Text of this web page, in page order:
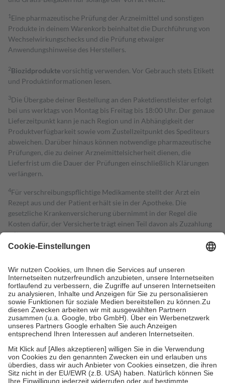
1 Eine pharmazeutische Prüfung der Arzneimittel und sonstigen
Produkte in deinem Warenkorb beinhaltet die Durchführung von
Wechselwirkungschecks und die Prüfung etwaiger
Anwendungshinweise des Herstellers.
2Biozidproduktevorsichtig verwenden. Vor Gebrauch stets Etikett
und Produktinformationen lesen.
3Die Übergabe deiner Bestellung an den Paketdienstleister erfolgt
bei uns werktags von Montag bis Freitag bis 18:00 Uhr. Der genaue
Lieferzeitpunkt kann je nach Region und in Abhängigkeit der
Produktverfügbarkeit sowie vom Zustellzeitpunkt des Spediteurs
abweichen. Darüber hinaus können notwendige pharmazeutische
Prüfungen, die zu deiner Arzneimittelsicherheit dienen, die
Lieferfrist um die Dauer der Prüfungen einschließlich Klärungen
verlängern.
4Für verschreibungspflichtige Medikamente stellt der Arzt ein
Rezept aus und der Patient erhält sie in der Apotheke. Die
gesetzliche Krankenversicherung übernimmt in der Regel die
Kosten dafür, der Versicherte trägt einen Teil davon als Zuzahlung
mit.
Grundsätzlich leisten Mitglieder Zuzahlungen in Höhe von zehn
höchstens zehn Euro.
Es sind jedoch nie mehr als die tatsächlichen
Kosten der Leistung zu entrichten.
Diese Regeln gelten grundsätzlich auch für Online-Apotheken.
Bei Heilmitteln und häuslicher Krankenpflege beträgt die
Zuzahlung zehn Prozent der Kosten sowie zehn Euro je
Verordnung.
Um das Engagement der Versicherten für ihre eigene Gesundheit zu
stärken und die besondere Stellung der Familie zu unterstützen,
fallenkeine Zuzahlungenan bei:
• Kindern und Jugendlichen bis zum vollendeten 18. Lebensjahr
mit Ausnahme der Fahrkosten